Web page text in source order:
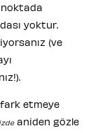
noktada
yoktur.
(ve
etmeye
aniden gözle